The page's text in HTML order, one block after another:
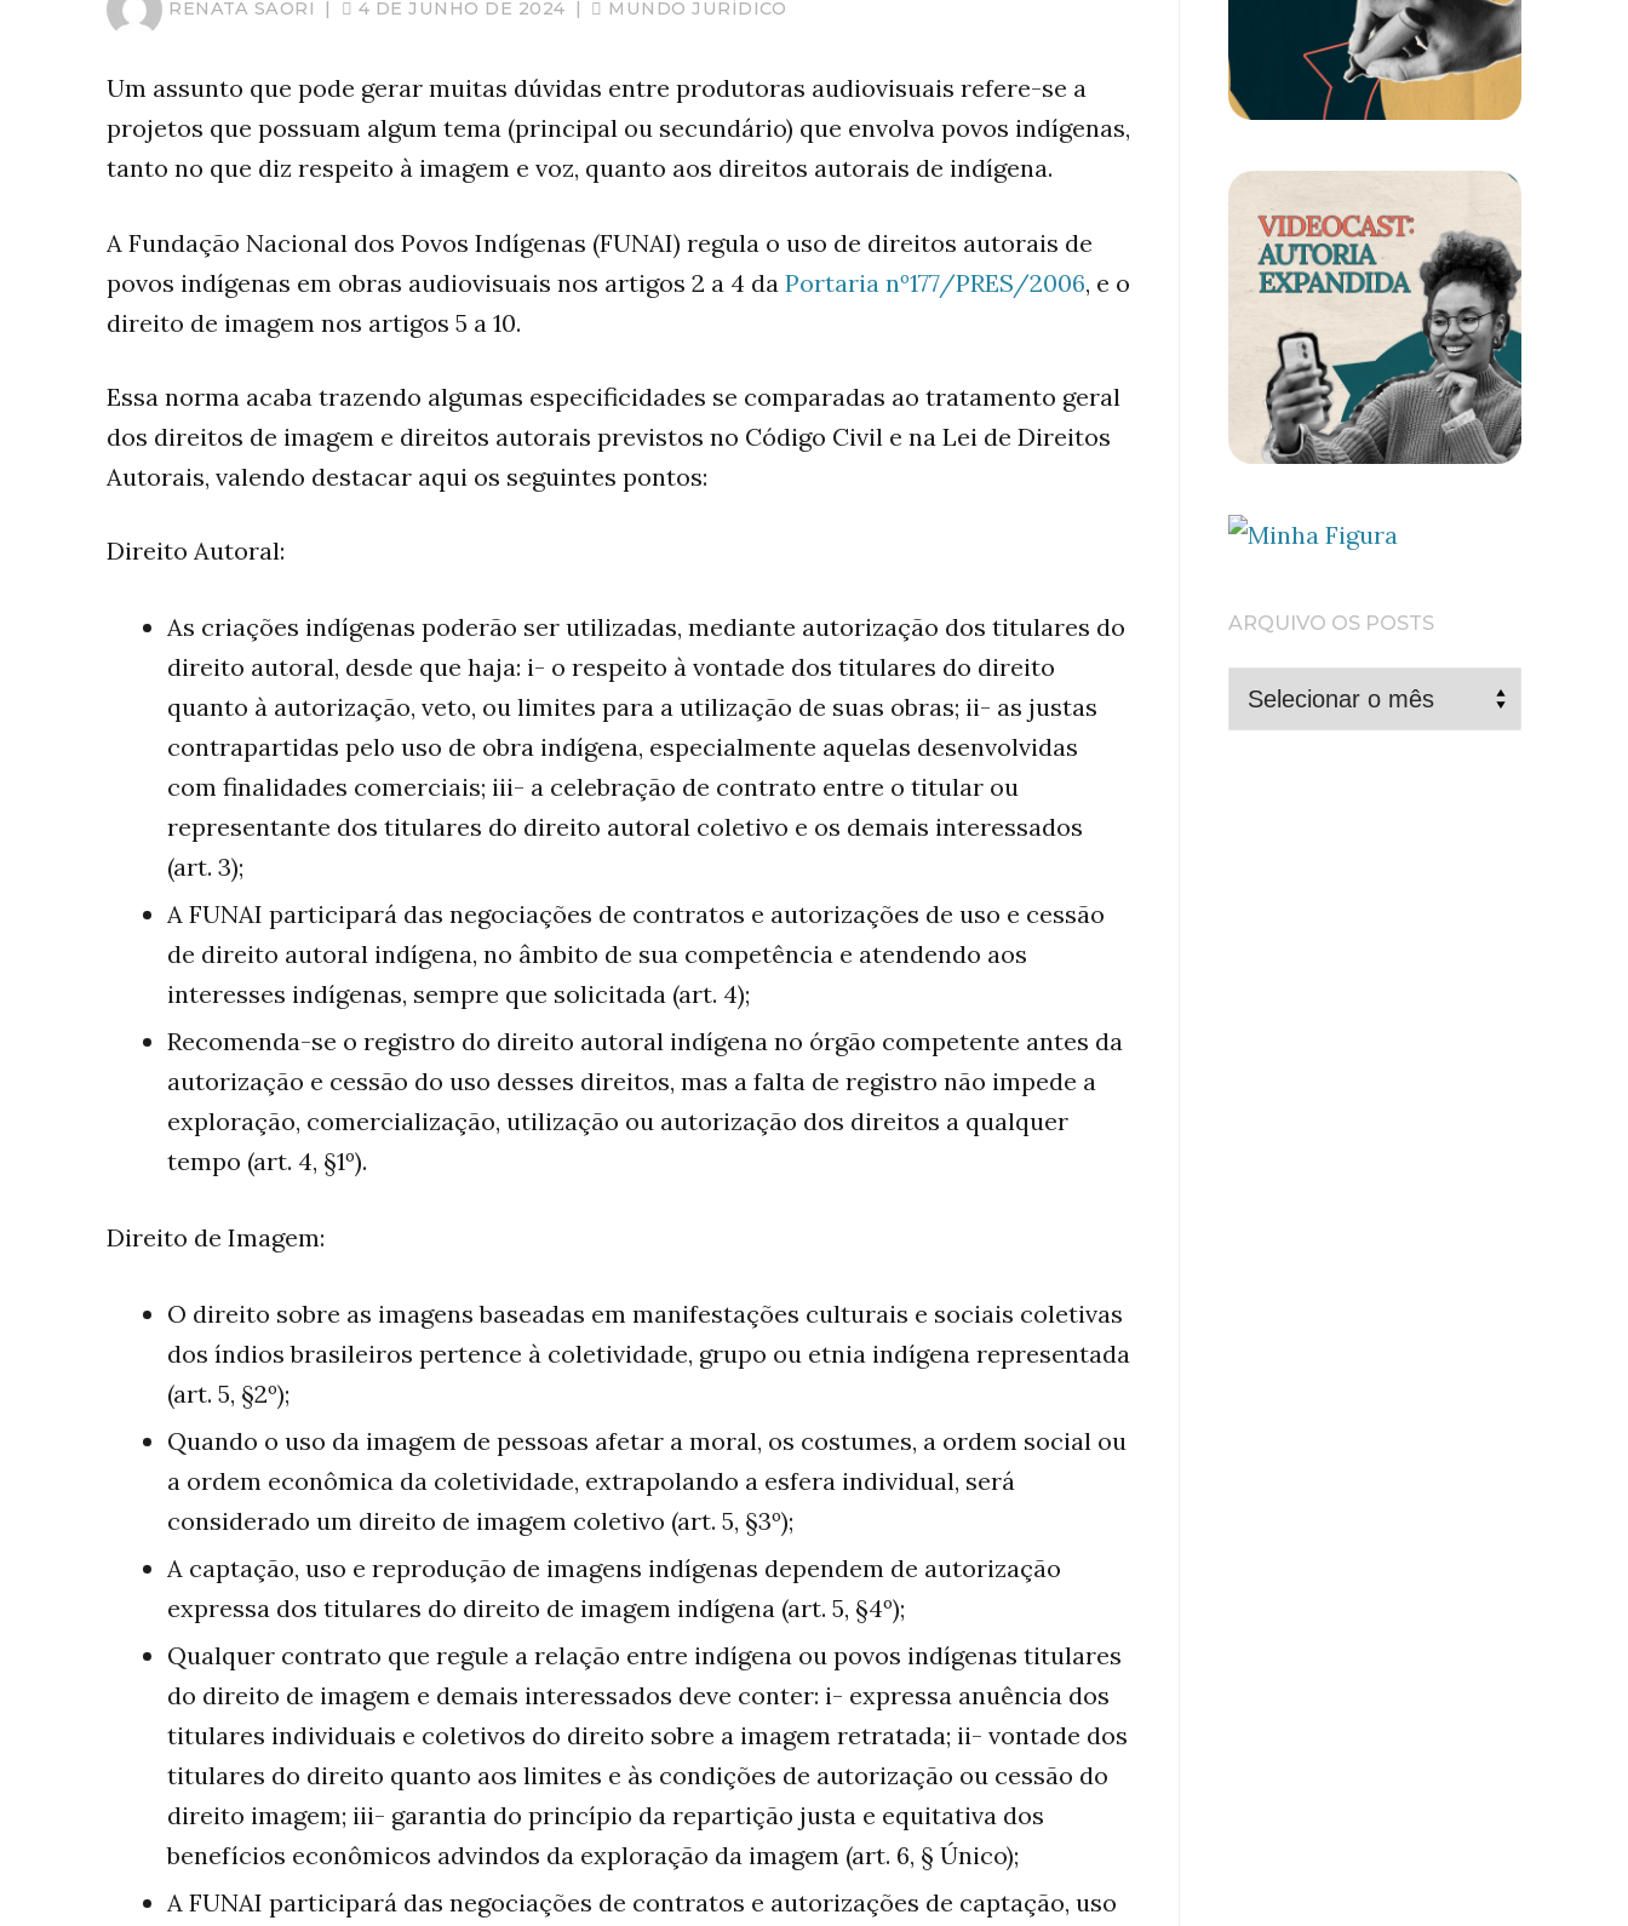
RENATA SAORI | 4 DE JUNHO DE 2024 | MUNDO JURÍDICO
Um assunto que pode gerar muitas dúvidas entre produtoras audiovisuais refere-se a
projetos que possuam algum tema (principal ou secundário) que envolva povos indígenas,
tanto no que diz respeito à imagem e voz, quanto aos direitos autorais de indígena.
A Fundação Nacional dos Povos Indígenas (FUNAI) regula o uso de direitos autorais de
povos indígenas em obras audiovisuais nos artigos 2 a 4 da Portaria nº177/PRES/2006, e o
direito de imagem nos artigos 5 a 10.
Essa norma acaba trazendo algumas especificidades se comparadas ao tratamento geral
dos direitos de imagem e direitos autorais previstos no Código Civil e na Lei de Direitos
Autorais, valendo destacar aqui os seguintes pontos:
Direito Autoral:
As criações indígenas poderão ser utilizadas, mediante autorização dos titulares do
direito autoral, desde que haja: i- o respeito à vontade dos titulares do direito
quanto à autorização, veto, ou limites para a utilização de suas obras; ii- as justas
contrapartidas pelo uso de obra indígena, especialmente aquelas desenvolvidas
com finalidades comerciais; iii- a celebração de contrato entre o titular ou
representante dos titulares do direito autoral coletivo e os demais interessados
(art. 3);
A FUNAI participará das negociações de contratos e autorizações de uso e cessão
de direito autoral indígena, no âmbito de sua competência e atendendo aos
interesses indígenas, sempre que solicitada (art. 4);
Recomenda-se o registro do direito autoral indígena no órgão competente antes da
autorização e cessão do uso desses direitos, mas a falta de registro não impede a
exploração, comercialização, utilização ou autorização dos direitos a qualquer
tempo (art. 4, §1º).
Direito de Imagem:
O direito sobre as imagens baseadas em manifestações culturais e sociais coletivas
dos índios brasileiros pertence à coletividade, grupo ou etnia indígena representada
(art. 5, §2º);
Quando o uso da imagem de pessoas afetar a moral, os costumes, a ordem social ou
a ordem econômica da coletividade, extrapolando a esfera individual, será
considerado um direito de imagem coletivo (art. 5, §3º);
A captação, uso e reprodução de imagens indígenas dependem de autorização
expressa dos titulares do direito de imagem indígena (art. 5, §4º);
Qualquer contrato que regule a relação entre indígena ou povos indígenas titulares
do direito de imagem e demais interessados deve conter: i- expressa anuência dos
titulares individuais e coletivos do direito sobre a imagem retratada; ii- vontade dos
titulares do direito quanto aos limites e às condições de autorização ou cessão do
direito imagem; iii- garantia do princípio da repartição justa e equitativa dos
benefícios econômicos advindos da exploração da imagem (art. 6, § Único);
A FUNAI participará das negociações de contratos e autorizações de captação, uso
ARQUIVO OS POSTS
ARQUIVO
OS